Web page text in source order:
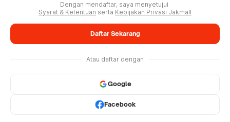
Dengan mendaftar, saya menyetujui
Syarat & Ketentuan serta Kebijakan Privasi Jakmall
Daftar Sekarang
Atau daftar dengan
Google
Facebook